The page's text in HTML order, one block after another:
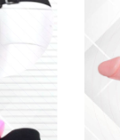
giả được thiết